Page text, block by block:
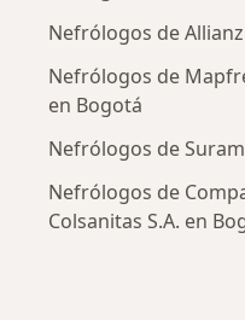
Nefrólogos de
Nefrólogos de
en Bogotá
Nefrólogos de
Nefrólogos de
Colsanitas S.A. en